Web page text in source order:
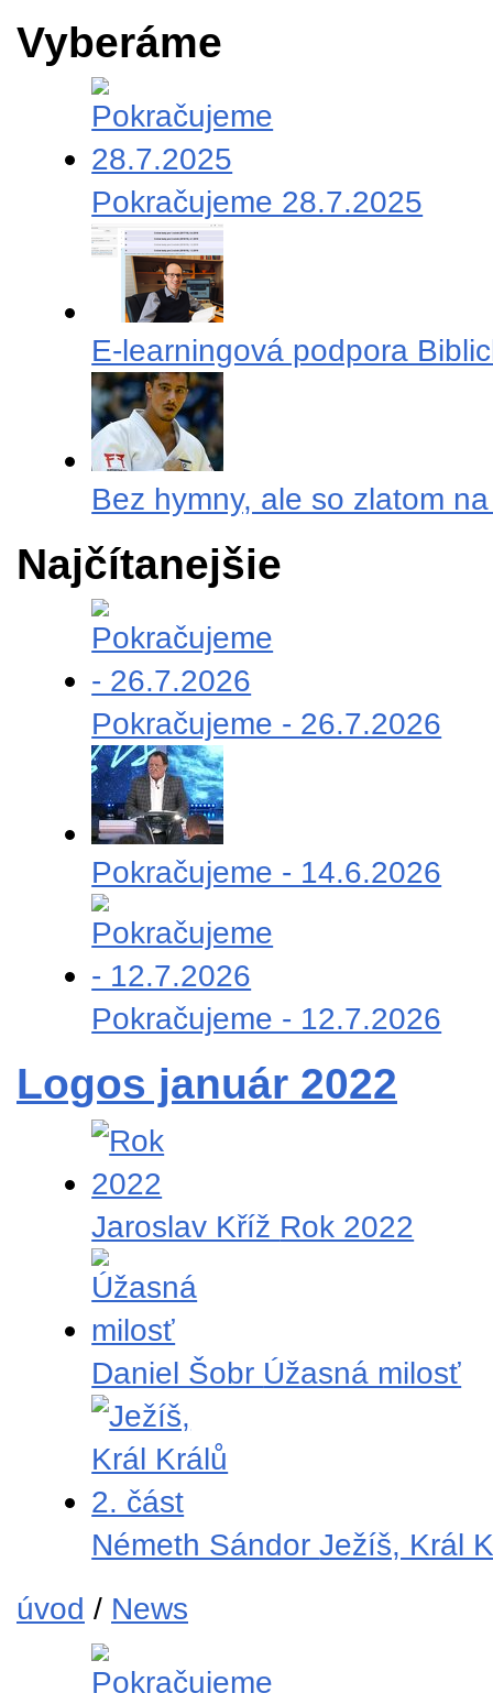
Vyberáme
Pokračujeme 28.7.2025
E-learningová podpora
Bez hymny, ale so zlatom
Najčítanejšie
Pokračujeme - 26.7.2026
Pokračujeme - 14.6.2026
Pokračujeme - 12.7.2026
Logos január 2022
Jaroslav Kříž Rok 2022
Daniel Šobr Úžasná milosť
Németh SándorJežíš, Král
úvod / News